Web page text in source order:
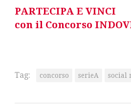
PARTECIPA E VINCI
con il Concorso
Tag: concorso serieA social